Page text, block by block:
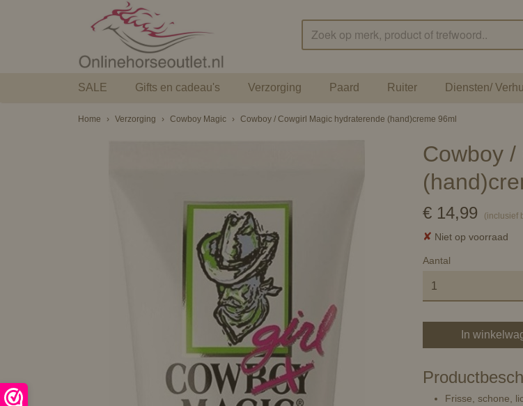
SALE Gifts en cadeau's Verzorging Paard Ruiter Diensten/
Home › Verzorging › Cowboy Magic › Cowboy / Cowgirl Magic hydraterende (hand)creme 96ml
Cowboy
€ 14,99 (inclusief
✘ Niet op voorraad
Aantal
In
Frisse, schone,